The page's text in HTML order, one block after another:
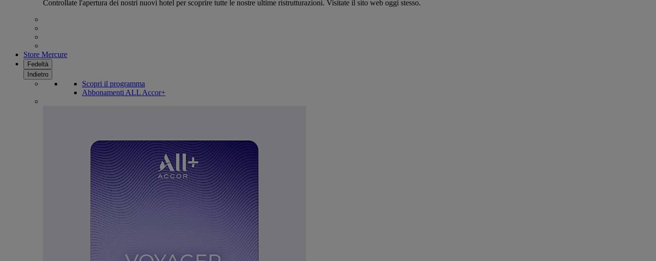
Controllate l'apertura dei nostri nuovi hotel per scoprire tutte le nostre ultime ristrutturazioni. Visitate il sito web oggi stesso.
Store Mercure
Fedeltà
Indietro
Scopri il programma
Abbonamenti ALL Accor+